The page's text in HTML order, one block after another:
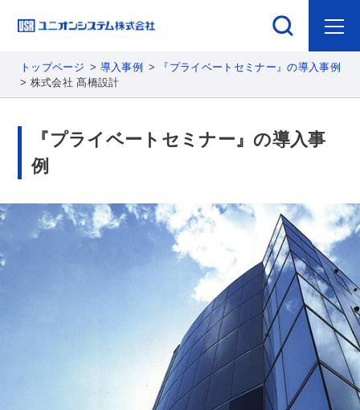
トップページ 導入事例
『プライベートセミナー』の導入事例
株式会社 髙橋設計
『プライベートセミナー』の導入事
例